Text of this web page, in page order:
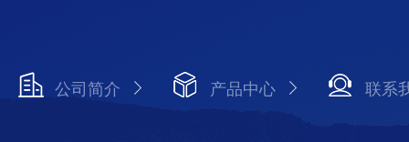
公司简介 产品中心 联系